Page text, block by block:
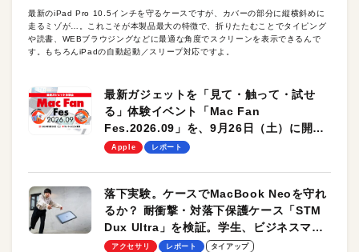
最新のiPad Pro 10.5インチを守るケースですが、カバーの部分に縦横斜めに
走るミゾが…。これこそが本製品最大の特徴で、折りたたむことでタイピング
や読書、WEBブラウジングなどに最適な角度でスクリーンを表示できるんで
す。もちろんiPadの自動起動／スリープ対応ですよ。
最新ガジェットを「見て・触って・試せ
る」体験イベント「Mac Fan
Fes.2026.09」を、9月26日（土）に開催
します！
Apple レポート
落下実験。ケースでMacBook Neoを守れ
るか？ 耐衝撃・対落下保護ケース「STM
Dux Ultra」を検証。学生、ビジネスマン
のモバイルユースに最適！
アクセサリ レポート タイアップ